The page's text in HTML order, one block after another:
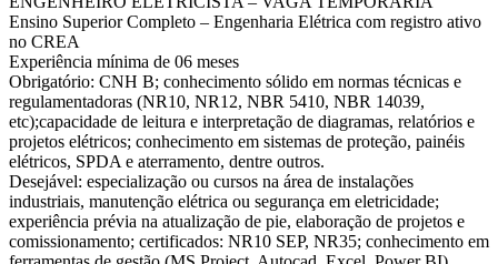
Ensino Superior Completo – Engenharia Elétrica com registro ativo
no CREA
Experiência mínima de 06 meses
Obrigatório: CNH B; conhecimento sólido em normas técnicas e
regulamentadoras (NR10, NR12, NBR 5410, NBR 14039,
etc);capacidade de leitura e interpretação de diagramas, relatórios e
projetos elétricos; conhecimento em sistemas de proteção, painéis
elétricos, SPDA e aterramento, dentre outros.
Desejável: especialização ou cursos na área de instalações
industriais, manutenção elétrica ou segurança em eletricidade;
experiência prévia na atualização de pie, elaboração de projetos e
comissionamento; certificados: NR10 SEP, NR35; conhecimento em